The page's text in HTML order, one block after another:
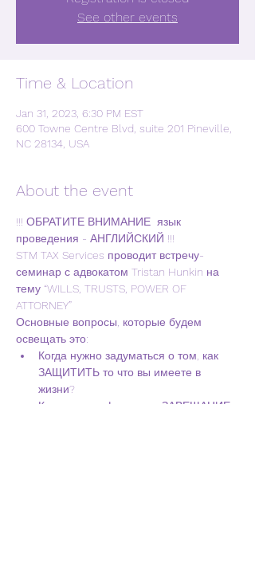
See other events
Time & Location
Jan 31, 2023, 6:30 PM EST
600 Towne Centre Blvd, suite 201 Pineville,
NC 28134, USA
About the event
!!! ОБРАТИТЕ ВНИМАНИЕ  язык
проведения - АНГЛИЙСКИЙ !!!
STM TAX Services проводит встречу-
семинар с адвокатом Tristan Hunkin на
тему “WILLS, TRUSTS, POWER OF
ATTORNEY”
Основные вопросы, которые будем
освещать это:
Когда нужно задуматься о том, как
ЗАЩИТИТЬ то что вы имеете в
жизни?
Как и когда оформлять ЗАВЕЩАНИЕ